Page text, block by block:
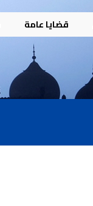
قضايا عامة